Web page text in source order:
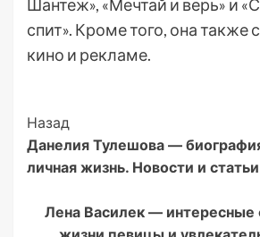
Шантеж», «Мечтай и верь» и
спит». Кроме того, она также
кино и рекламе.
Post
Navigation
Назад
Данелия Тулешова —
личная жизнь. Новости и статьи
Лена Василек — интересные